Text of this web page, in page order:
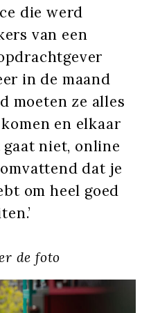
die werd
van een
in de maand
moeten ze alles
en elkaar
niet, online
dat je
om heel goed
de foto